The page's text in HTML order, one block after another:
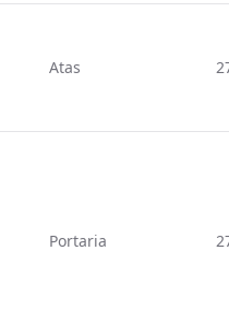
Atas
Portaria